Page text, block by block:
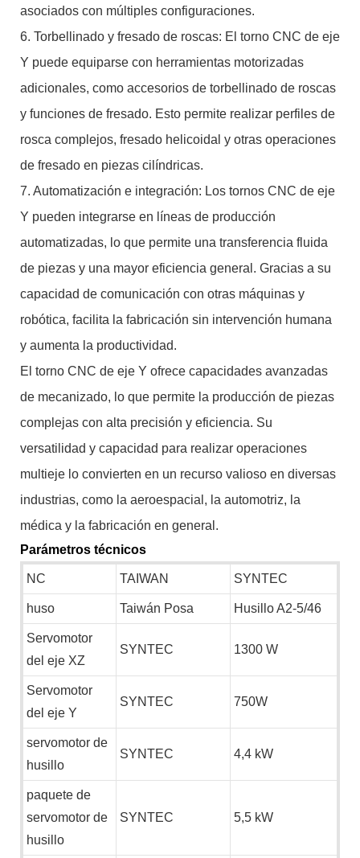
asociados con múltiples configuraciones.
6. Torbellinado y fresado de roscas: El torno CNC de eje
Y puede equiparse con herramientas motorizadas
adicionales, como accesorios de torbellinado de roscas
y funciones de fresado. Esto permite realizar perfiles de
rosca complejos, fresado helicoidal y otras operaciones
de fresado en piezas cilíndricas.
7. Automatización e integración: Los tornos CNC de eje
Y pueden integrarse en líneas de producción
automatizadas, lo que permite una transferencia fluida
de piezas y una mayor eficiencia general. Gracias a su
capacidad de comunicación con otras máquinas y
robótica, facilita la fabricación sin intervención humana
y aumenta la productividad.
El torno CNC de eje Y ofrece capacidades avanzadas
de mecanizado, lo que permite la producción de piezas
complejas con alta precisión y eficiencia. Su
versatilidad y capacidad para realizar operaciones
multieje lo convierten en un recurso valioso en diversas
industrias, como la aeroespacial, la automotriz, la
médica y la fabricación en general.
Parámetros técnicos
NC TAIWAN SYNTEC
huso Taiwán Posa Husillo A2-5/46
Servomotor
del eje XZ
SYNTEC 1300 W
Servomotor
del eje Y
SYNTEC 750W
servomotor de
husillo
SYNTEC 4,4 kW
paquete de
servomotor de
husillo
SYNTEC 5,5 kW